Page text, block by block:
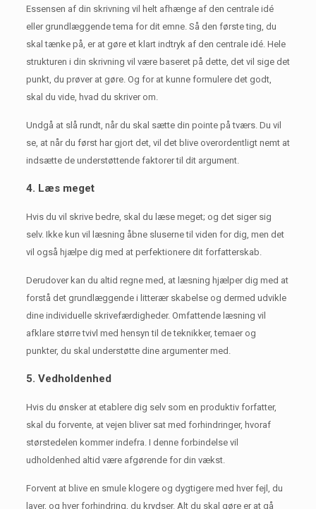
Essensen af ​​din skrivning vil helt afhænge af den centrale idé
eller grundlæggende tema for dit emne. Så den første ting, du
skal tænke på, er at gøre et klart indtryk af den centrale idé. Hele
strukturen i din skrivning vil være baseret på dette, det vil sige det
punkt, du prøver at gøre. Og for at kunne formulere det godt,
skal du vide, hvad du skriver om.
Undgå at slå rundt, når du skal sætte din pointe på tværs. Du vil
se, at når du først har gjort det, vil det blive overordentligt nemt at
indsætte de understøttende faktorer til dit argument.
4. Læs meget
Hvis du vil skrive bedre, skal du læse meget; og det siger sig
selv. Ikke kun vil læsning åbne sluserne til viden for dig, men det
vil også hjælpe dig med at perfektionere dit forfatterskab.
Derudover kan du altid regne med, at læsning hjælper dig med at
forstå det grundlæggende i litterær skabelse og dermed udvikle
dine individuelle skrivefærdigheder. Omfattende læsning vil
afklare større tvivl med hensyn til de teknikker, temaer og
punkter, du skal understøtte dine argumenter med.
5. Vedholdenhed
Hvis du ønsker at etablere dig selv som en produktiv forfatter,
skal du forvente, at vejen bliver sat med forhindringer, hvoraf
størstedelen kommer indefra. I denne forbindelse vil
udholdenhed altid være afgørende for din vækst.
Forvent at blive en smule klogere og dygtigere med hver fejl, du
laver, og hver forhindring, du krydser. Alt du skal gøre er at gå